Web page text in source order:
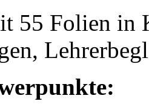
55 Folien in